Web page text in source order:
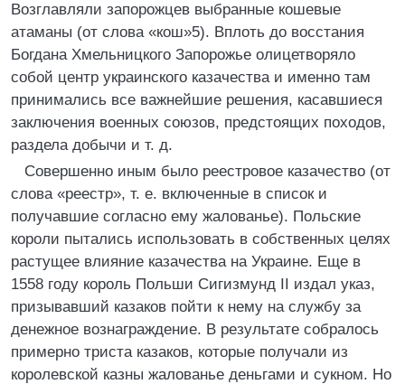
Возглавляли запорожцев выбранные кошевые
атаманы (от слова «кош»5). Вплоть до восстания
Богдана Хмельницкого Запорожье олицетворяло
собой центр украинского казачества и именно там
принимались все важнейшие решения, касавшиеся
заключения военных союзов, предстоящих походов,
раздела добычи и т. д.
Совершенно иным было реестровое казачество (от
слова «реестр», т. е. включенные в список и
получавшие согласно ему жалованье). Польские
короли пытались использовать в собственных целях
растущее влияние казачества на Украине. Еще в
1558 году король Польши Сигизмунд II издал указ,
призывавший казаков пойти к нему на службу за
денежное вознаграждение. В результате собралось
примерно триста казаков, которые получали из
королевской казны жалованье деньгами и сукном. Но